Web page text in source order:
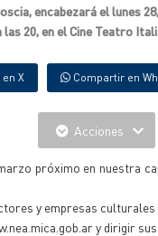
encabezará el lunes
20, en el Cine Teatro
X Compartir en
Acciones
próximo en nuestra
y empresas
y dirigir